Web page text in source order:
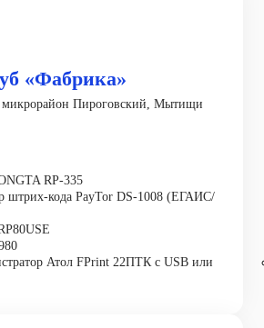
«Фабрика»
микрорайон Пироговский, Мытищи
RP-335
штрих-кода PayTor DS-1008 (ЕГАИС/
Атол FPrint 22ПТК с USB или